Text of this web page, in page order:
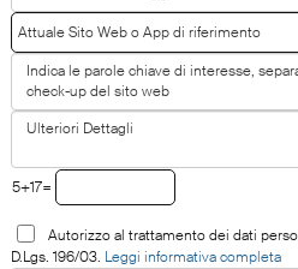
5+17=
Autorizzo al trattamento dei dati
D.Lgs. 196/03. Leggi informativa completa